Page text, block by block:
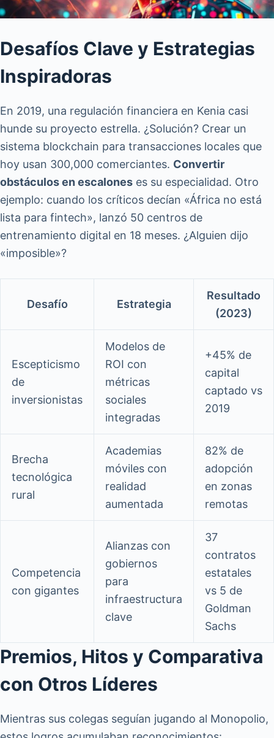
Desafíos Clave y Estrategias
Inspiradoras
En 2019, una regulación financiera en Kenia casi
hunde su proyecto estrella. ¿Solución? Crear un
sistema blockchain para transacciones locales que
hoy usan 300,000 comerciantes. Convertir
obstáculos en escalones es su especialidad. Otro
ejemplo: cuando los críticos decían «África no está
lista para fintech», lanzó 50 centros de
entrenamiento digital en 18 meses. ¿Alguien dijo
«imposible»?
Desafío Estrategia
Resultado
(2023)
Escepticismo
de
inversionistas
Modelos de
ROI con
métricas
sociales
integradas
+45% de
capital
captado vs
2019
Brecha
tecnológica
rural
Academias
móviles con
realidad
aumentada
82% de
adopción
en zonas
remotas
Competencia
con gigantes
Alianzas con
gobiernos
para
infraestructura
clave
37
contratos
estatales
vs 5 de
Goldman
Sachs
Premios, Hitos y Comparativa
con Otros Líderes
Mientras sus colegas seguían jugando al Monopolio,